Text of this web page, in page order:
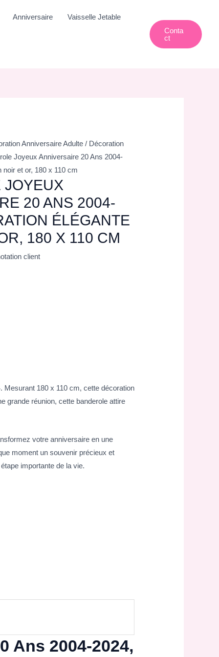
Anniversaire
Vaisselle Jetable
Conta
Ct
Anniversaire Adulte / Décoration
Joyeux Anniversaire 20 Ans 2004-
noir et or, 180 x 110 cm
JOYEUX
20 ANS 2004-
ÉLÉGANTE
180 X 110 CM
client
Mesurant 180 x 110 cm, cette décoration
grande réunion, cette banderole attire
votre anniversaire en une
moment un souvenir précieux et
importante de la vie.
Ans 2004-2024,